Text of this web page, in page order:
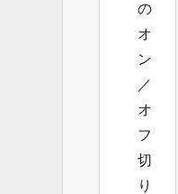
の
オ
ン
／
オ
フ
切
り